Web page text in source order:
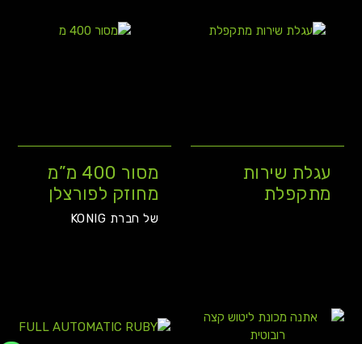
עגלת שירות
מתקפלת
מסור 400 מ”מ
מחוזק לפורצלן
של חברת KONIG